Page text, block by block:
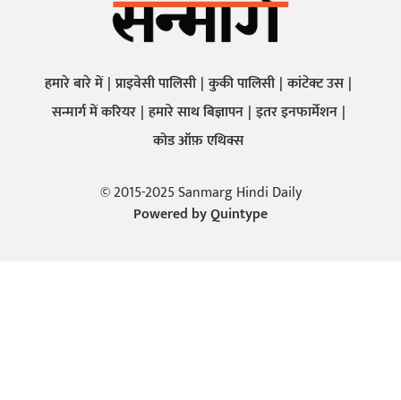
हमारे बारे में प्राइवेसी पालिसी कुकी पालिसी कांटेक्ट उस
सन्मार्ग में करियर हमारे साथ बिज्ञापन इतर इनफार्मेशन
कोड ऑफ़ एथिक्स
© 2015-2025 Sanmarg Hindi Daily
Powered byQuintype